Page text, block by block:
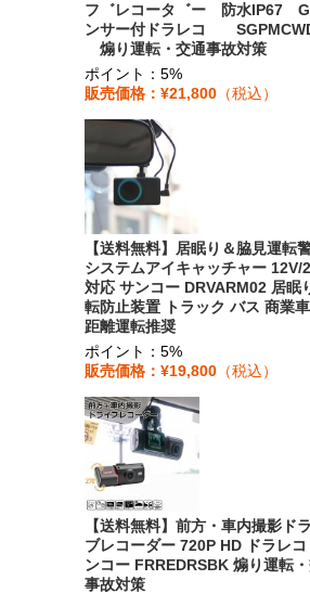
フ゛レコータ゛ー 防水IP67
ンサー付ドラレコ
煽り運転・交通事故対策
ポイント：5%
販売価格：¥21,800 （税込）
【送料無料】居眠り＆脇見運転
システムアイキャッチャー 12V/
対応 サンコー DRVARM02 居眠
転防止装置 トラック バス 商業
距離運転推奨
ポイント：5%
販売価格：¥19,800 （税込）
【送料無料】前方・車内撮影ド
ブレコーダー 720P HD ドラレコ
ンコー FRREDRSBK 煽り運転
事故対策